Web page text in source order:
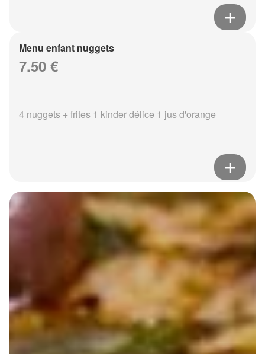
Menu enfant nuggets
7.50 €
4 nuggets + frites 1 kinder délice 1 jus d'orange